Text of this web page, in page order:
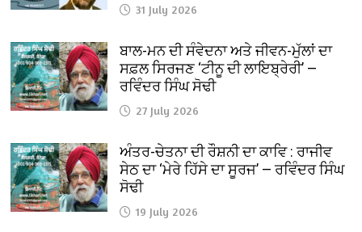
31 July 2026
ਬਾਲ-ਮਨ ਦੀ ਸੰਵੇਦਨਾ ਅਤੇ ਜੀਵਨ-ਮੁੱਲਾਂ ਦਾ
ਸਫ਼ਲ ਸਿਰਜਣ ‘ਟੀਨੂ ਦੀ ਲਾਇਬ੍ਰੇਰੀ’ —
ਰਵਿੰਦਰ ਸਿੰਘ ਸੋਢੀ
27 July 2026
ਅੰਤਰ-ਚੇਤਨਾ ਦੀ ਰੌਸ਼ਨੀ ਦਾ ਕਾਵਿ : ਰਾਜੀਵ
ਸੇਠ ਦਾ ‘ਮੇਰੇ ਹਿੱਸੇ ਦਾ ਸੂਰਜ’ — ਰਵਿੰਦਰ ਸਿੰਘ
ਸੋਢੀ
19 July 2026